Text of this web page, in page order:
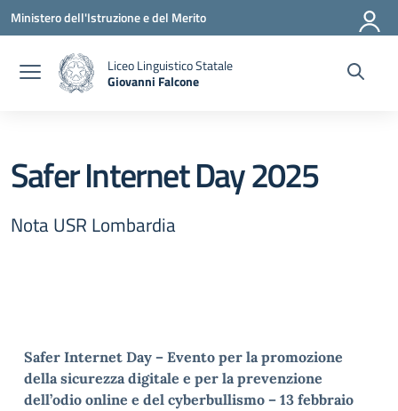
Vai ai contenuti
Vai al menu di navigazione
Vai al footer
Ministero dell'Istruzione e del Merito
Liceo Linguistico Statale
Giovanni Falcone
Safer Internet Day 2025
Nota USR Lombardia
Safer Internet Day – Evento per la promozione
della sicurezza digitale e per la prevenzione
dell’odio online e del cyberbullismo – 13 febbraio